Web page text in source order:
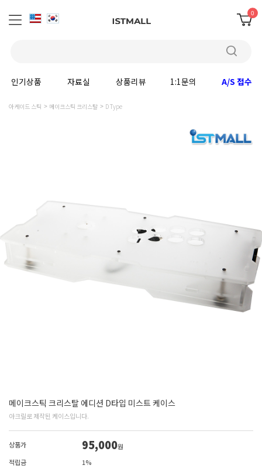
0
인기상품 자료실 상품리뷰 1:1문의 A/S 접수
아케이드 스틱 메이크스틱 크리스탈 D Type
메이크스틱 크리스탈 에디션 D타입 미스트 케이스
아크릴로 제작된 케이스입니다.
상품가 95,000원
적립금
1%